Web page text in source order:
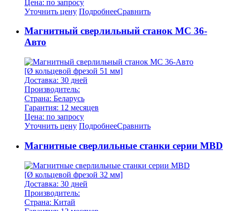
Цена: по запросу
Уточнить цену ПодробнееСравнить
Магнитный сверлильный станок МС 36-
Авто
[Ø кольцевой фрезой 51 мм]
Доставка: 30 дней
Производитель:
Страна: Беларусь
Гарантия: 12 месяцев
Цена: по запросу
Уточнить цену ПодробнееСравнить
Магнитные сверлильные станки серии MBD
[Ø кольцевой фрезой 32 мм]
Доставка: 30 дней
Производитель:
Страна: Китай